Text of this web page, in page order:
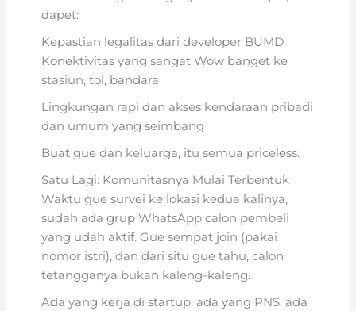
dapet:
Kepastian legalitas dari developer BUMD
Konektivitas yang sangat Wow banget ke
stasiun, tol, bandara
Lingkungan rapi dan akses kendaraan pribadi
dan umum yang seimbang
Buat gue dan keluarga, itu semua priceless.
Satu Lagi: Komunitasnya Mulai Terbentuk
Waktu gue survei ke lokasi kedua kalinya,
sudah ada grup WhatsApp calon pembeli
yang udah aktif. Gue sempat join (pakai
nomor istri), dan dari situ gue tahu, calon
tetangganya bukan kaleng-kaleng.
Ada yang kerja di startup, ada yang PNS, ada